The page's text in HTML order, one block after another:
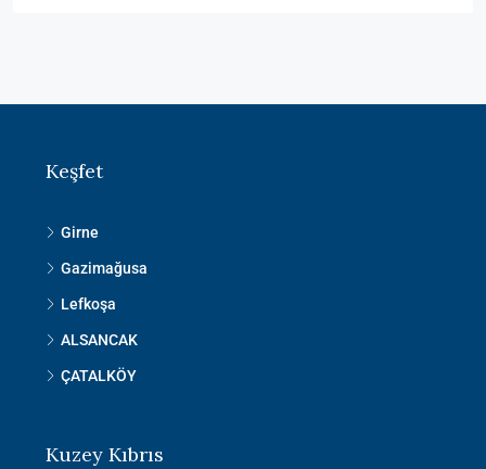
Keşfet
Girne
Gazimağusa
Lefkoşa
ALSANCAK
ÇATALKÖY
Kuzey Kıbrıs